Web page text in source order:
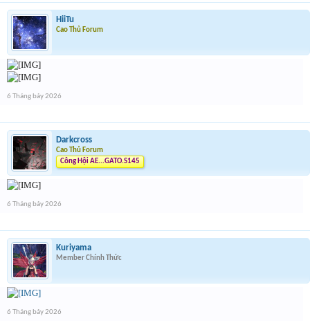
HiiTu
Cao Thủ Forum
6 Tháng bảy 2026
Darkcross
Cao Thủ Forum
Công Hội AE...GATO.S145
6 Tháng bảy 2026
Kuriyama
Member Chính Thức
6 Tháng bảy 2026